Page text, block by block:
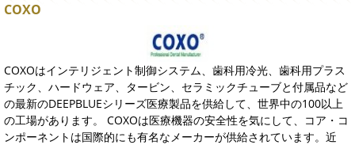
COXO
COXOはインテリジェント制御システム、歯科用冷光、歯科用プラス
チック、ハードウェア、タービン、セラミックチューブと付属品など
の最新のDEEPBLUEシリーズ医療製品を供給して、世界中の100以上
の工場があります。 COXOは医療機器の安全性を気にして、コア・コ
ンポーネントは国際的にも有名なメーカーが供給されています。近